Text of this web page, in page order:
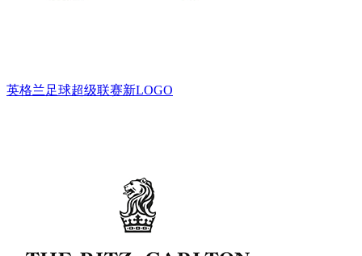
英格兰足球超级联赛新LOGO